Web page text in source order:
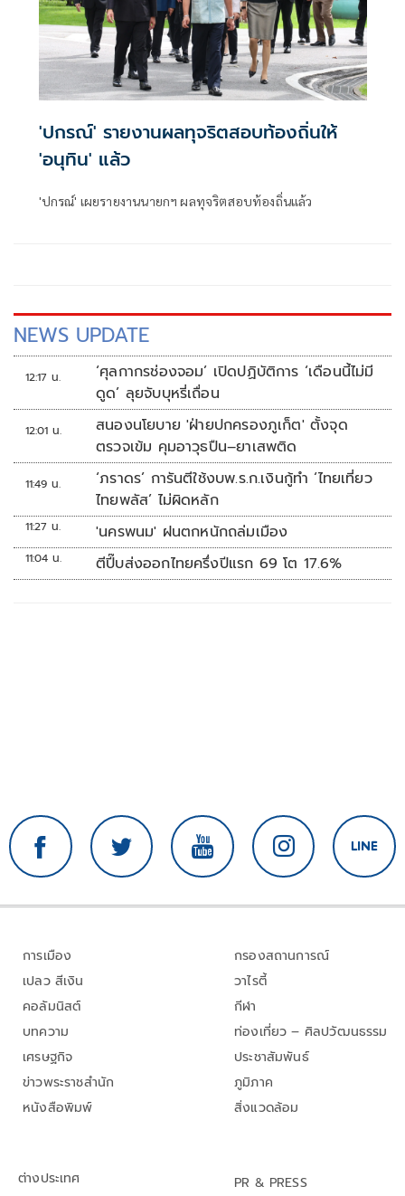
'ปกรณ์' รายงานผลทุจริตสอบท้องถิ่นให้
'อนุทิน' แล้ว
'ปกรณ์' เผยรายงานนายกฯ ผลทุจริตสอบท้องถิ่นแล้ว
NEWS UPDATE
12:17 น.
‘ศุลกากรช่องจอม’ เปิดปฏิบัติการ ‘เดือนนี้ไม่มี
ดูด’ ลุยจับบุหรี่เถื่อน
12:01 น.
สนองนโยบาย 'ฝ่ายปกครองภูเก็ต' ตั้งจุด
ตรวจเข้ม คุมอาวุธปืน–ยาเสพติด
11:49 น.
‘ภราดร’ การันตีใช้งบพ.ร.ก.เงินกู้ทำ ‘ไทยเที่ยว
ไทยพลัส’ ไม่ผิดหลัก
11:27 น. 'นครพนม' ฝนตกหนักถล่มเมือง
11:04 น. ตีปี๊บส่งออกไทยครึ่งปีแรก 69 โต 17.6%
การเมือง
เปลว สีเงิน
คอลัมนิสต์
บทความ
เศรษฐกิจ
ข่าวพระราชสำนัก
หนังสือพิมพ์
กรองสถานการณ์
วาไรตี้
กีฬา
ท่องเที่ยว – ศิลปวัฒนธรรม
ประชาสัมพันธ์
ภูมิภาค
สิ่งแวดล้อม
ต่างประเทศ
PR & PRESS